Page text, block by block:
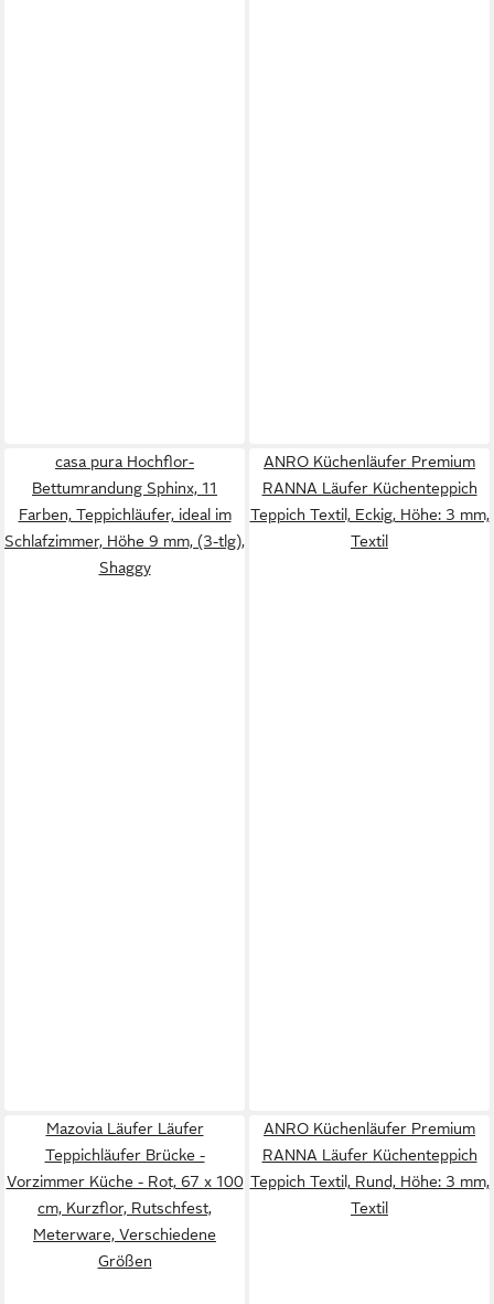
casa pura Hochflor-
Bettumrandung Sphinx, 11
Farben, Teppichläufer, ideal im
Schlafzimmer, Höhe 9 mm, (3-tlg),
Shaggy
ANRO Küchenläufer Premium
RANNA Läufer Küchenteppich
Teppich Textil, Eckig, Höhe: 3 mm,
Textil
Mazovia Läufer Läufer
Teppichläufer Brücke -
Vorzimmer Küche - Rot, 67 x 100
cm, Kurzflor, Rutschfest,
Meterware, Verschiedene
Größen
ANRO Küchenläufer Premium
RANNA Läufer Küchenteppich
Teppich Textil, Rund, Höhe: 3 mm,
Textil